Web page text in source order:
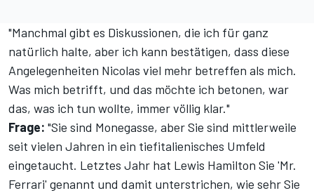
"Manchmal gibt es Diskussionen, die ich für ganz
natürlich halte, aber ich kann bestätigen, dass diese
Angelegenheiten Nicolas viel mehr betreffen als mich.
Was mich betrifft, und das möchte ich betonen, war
das, was ich tun wollte, immer völlig klar."
Frage: "Sie sind Monegasse, aber Sie sind mittlerweile
seit vielen Jahren in ein tiefitalienisches Umfeld
eingetaucht. Letztes Jahr hat Lewis Hamilton Sie 'Mr.
Ferrari' genannt und damit unterstrichen, wie sehr Sie